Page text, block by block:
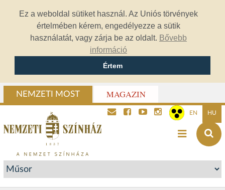
Ez a weboldal sütiket használ. Az Uniós törvények
értelmében kérem, engedélyezze a sütik
használatát, vagy zárja be az oldalt. Bővebb
információ
Értem
NEMZETI MOST MAGAZIN
EN HU